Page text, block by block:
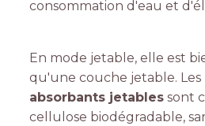
consommation d'eau et
En mode jetable, elle est
qu'une couche jetable. Les
absorbants jetables sont
cellulose biodégradable,